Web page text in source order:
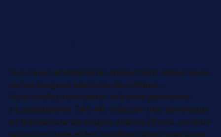
Vous avez enchaîné les déceptions amoureuse
ou les longues périodes de célibat…
Vous voulez rencontrer la bonne personne.
Le programme TAS 40, créé par une sexologue
et thérapeute de couple depuis 25 ans, va vous
apporter l’aide et les solutions dont vous avez